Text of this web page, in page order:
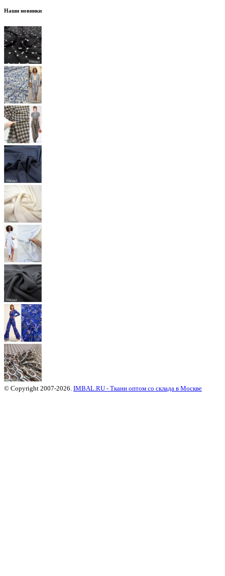
Наши новинки
© Copyright 2007-2026. IMBAL.RU - Ткани оптом со склада в Москве